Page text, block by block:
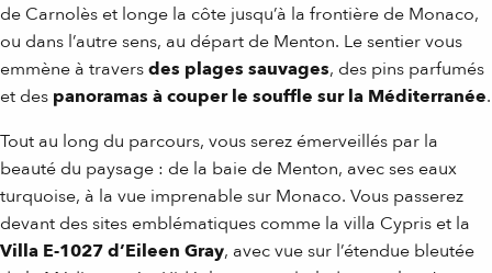
de Carnolès et longe la côte jusqu’à la frontière de Monaco,
ou dans l’autre sens, au départ de Menton. Le sentier vous
emmène à traversdes plages sauvages, des pins parfumés
et des panoramas à couper le souffle sur la Méditerranée.
Tout au long du parcours, vous serez émerveillés par la
beauté du paysage : de la baie de Menton, avec ses eaux
turquoise, à la vue imprenable sur Monaco. Vous passerez
devant des sites emblématiques comme la villa Cypris et la
Villa E-1027 d’Eileen Gray, avec vue sur l’étendue bleutée